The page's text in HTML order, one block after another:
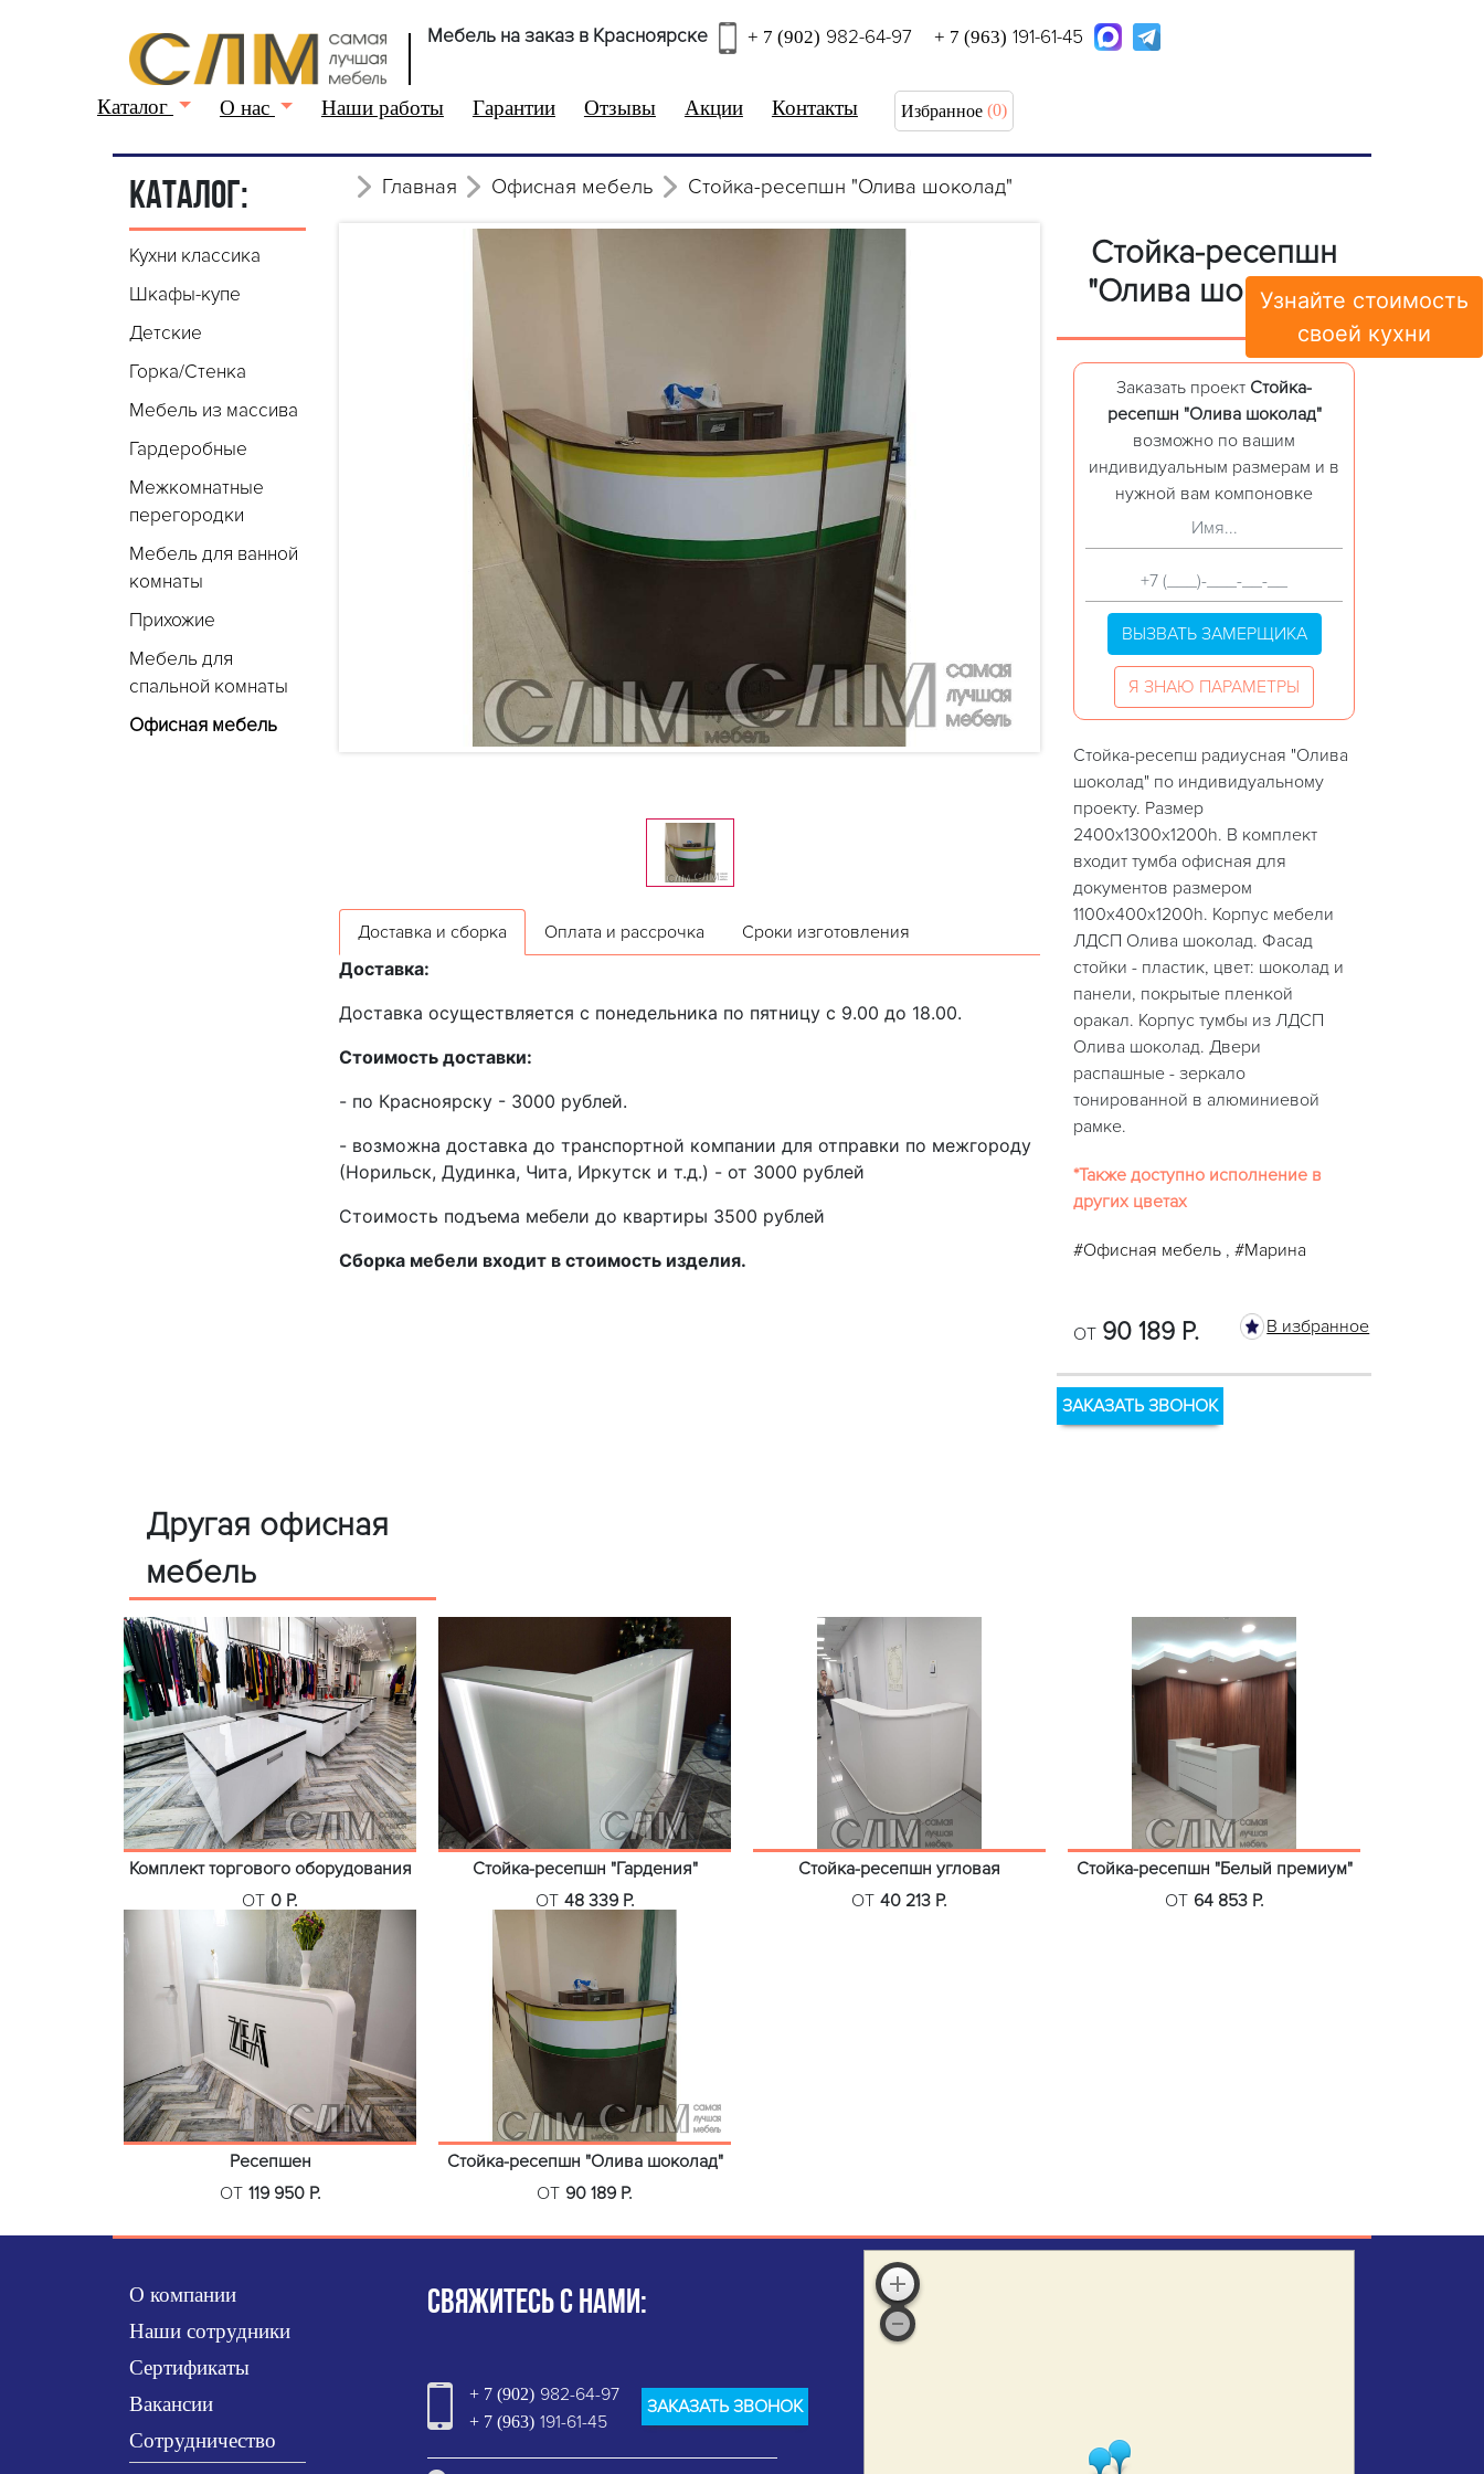
Узнайте стоимость
своей кухни
Мебель на заказ в Красноярске + 7 (902) 982-64-97 + 7 (963) 191-61-45
Каталог О нас Наши работы Гарантии Отзывы Акции Контакты Избранное (0)
Главная Офисная мебель Стойка-ресепшн "Олива шоколад"
КАТАЛОГ:
Кухни классика
Шкафы-купе
Детские
Горка/Стенка
Мебель из массива
Гардеробные
Межкомнатные
перегородки
Мебель для ванной
комнаты
Прихожие
Мебель для
спальной комнаты
Офисная мебель
Доставка и сборка Оплата и рассрочка
Сроки изготовления
Доставка:
Доставка осуществляется с понедельника по пятницу с 9.00 до 18.00.
Стоимость доставки:
- по Красноярску - 3000 рублей.
- возможна доставка до транспортной компании для отправки по межгороду
(Норильск, Дудинка, Чита, Иркутск и т.д.) - от 3000 рублей
Стоимость подъема мебели до квартиры 3500 рублей
Сборка мебели входит в стоимость изделия.
Стойка-ресепшн
"Олива шоколад"
Заказать проект Стойка-
ресепшн "Олива шоколад"
возможно по вашим
индивидуальным размерам и в
нужной вам компоновке
ВЫЗВАТЬ ЗАМЕРЩИКА
Я ЗНАЮ ПАРАМЕТРЫ
Стойка-ресепш радиусная "Олива
шоколад" по индивидуальному
проекту. Размер
2400х1300х1200h. В комплект
входит тумба офисная для
документов размером
1100х400х1200h. Корпус мебели
ЛДСП Олива шоколад. Фасад
стойки - пластик, цвет: шоколад и
панели, покрытые пленкой
оракал. Корпус тумбы из ЛДСП
Олива шоколад. Двери
распашные - зеркало
тонированной в алюминиевой
рамке.
*Также доступно исполнение в
других цветах
#Офисная мебель , #Марина
ОТ 90 189 Р. В избранное
ЗАКАЗАТЬ ЗВОНОК
Другая офисная
мебель
Комплект торгового оборудования
ОТ 0 Р.
Стойка-ресепшн "Гардения"
ОТ 48 339 Р.
Стойка-ресепшн угловая
ОТ 40 213 Р.
Стойка-ресепшн "Белый премиум"
ОТ 64 853 Р.
Ресепшен
ОТ 119 950 Р.
Стойка-ресепшн "Олива шоколад"
ОТ 90 189 Р.
О компании
Наши сотрудники
Сертификаты
Вакансии
Сотрудничество
СВЯЖИТЕСЬ С НАМИ:
+ 7 (902) 982-64-97
+ 7 (963) 191-61-45
ЗАКАЗАТЬ ЗВОНОК